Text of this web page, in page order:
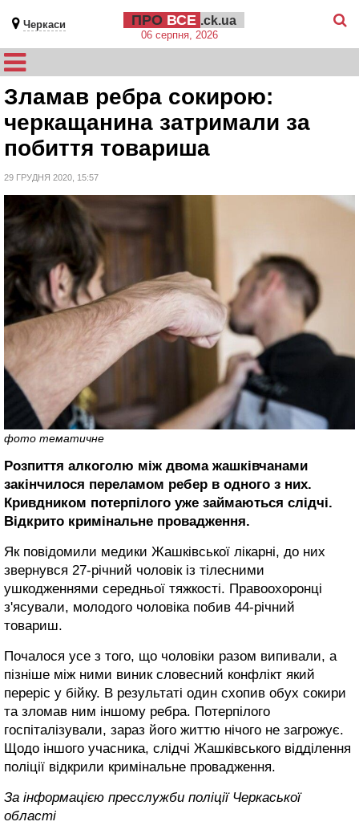
Черкаси ПРО ВСЕ .ck.ua
06 серпня, 2026
Зламав ребра сокирою:
черкащанина затримали за
побиття товариша
29 ГРУДНЯ 2020, 15:57
фото тематичне
Розпиття алкоголю між двома жашківчанами
закінчилося переламом ребер в одного з них.
Кривдником потерпілого уже займаються слідчі.
Відкрито кримінальне провадження.
Як повідомили медики Жашківської лікарні, до них
звернувся 27-річний чоловік із тілесними
ушкодженнями середньої тяжкості. Правоохоронці
з'ясували, молодого чоловіка побив 44-річний
товариш.
Почалося усе з того, що чоловіки разом випивали, а
пізніше між ними виник словесний конфлікт який
переріс у бійку. В результаті один схопив обух сокири
та зломав ним іншому ребра. Потерпілого
госпіталізували, зараз його життю нічого не загрожує.
Щодо іншого учасника, слідчі Жашківського відділення
поліції відкрили кримінальне провадження.
За інформацією пресслужби поліції Черкаської
області